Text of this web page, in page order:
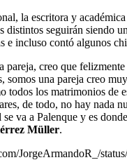
la escritora y
distintos seguirán siendo
e incluso contó algunos
pareja, creo que
somos una pareja creo
todos los matrimonios de
de todo, no hay nada
se va a Palenque y es
Müller.
JorgeArmandoR_/